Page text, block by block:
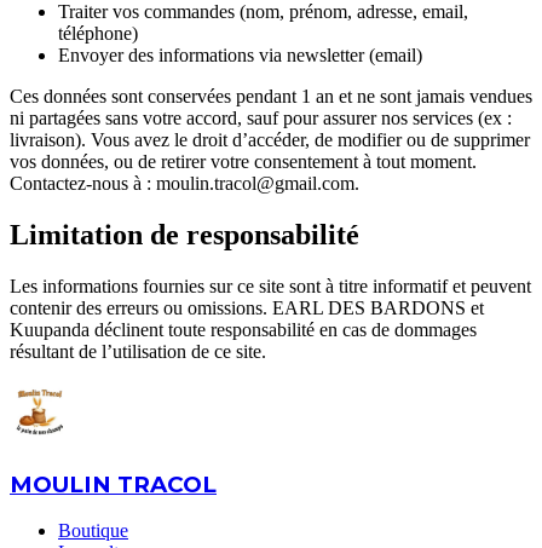
Traiter vos commandes (nom, prénom, adresse, email,
téléphone)
Envoyer des informations via newsletter (email)
Ces données sont conservées pendant 1 an et ne sont jamais vendues
ni partagées sans votre accord, sauf pour assurer nos services (ex :
livraison). Vous avez le droit d’accéder, de modifier ou de supprimer
vos données, ou de retirer votre consentement à tout moment.
Contactez-nous à : moulin.tracol@gmail.com.
Limitation de responsabilité
Les informations fournies sur ce site sont à titre informatif et peuvent
contenir des erreurs ou omissions. EARL DES BARDONS et
Kuupanda déclinent toute responsabilité en cas de dommages
résultant de l’utilisation de ce site.
MOULIN TRACOL
Boutique